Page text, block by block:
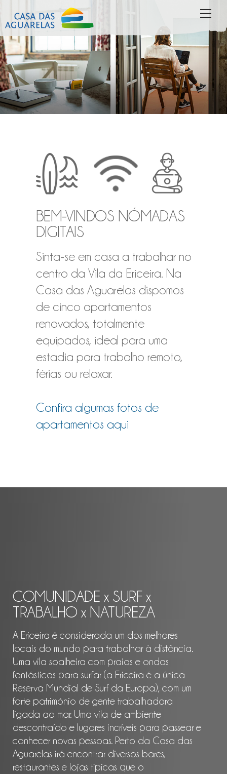
BEM-VINDOS NÓMADAS
DIGITAIS
Sinta-se em casa a trabalhar no
centro da Vila da Ericeira. Na
Casa das Aguarelas dispomos
de cinco apartamentos
renovados, totalmente
equipados, ideal para uma
estadia para trabalho remoto,
férias ou relaxar.
Confira algumas fotos de
apartamentos aqui
COMUNIDADE x SURF x
TRABALHO x NATUREZA
A Ericeira é considerada um dos melhores
locais do mundo para trabalhar à distância.
Uma vila soalheira com praias e ondas
fantásticas para surfar (a Ericeira é a única
Reserva Mundial de Surf da Europa), com um
forte património de gente trabalhadora
ligada ao mar. Uma vila de ambiente
descontraído e lugares incríveis para passear e
conhecer novas pessoas. Perto da Casa das
Aguarelas irá encontrar diversos bares,
restaurantes e lojas típicas que o